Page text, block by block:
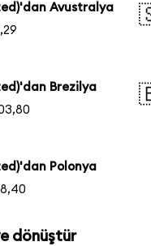
Avustralya
Brezilya
Polonya
dönüştür